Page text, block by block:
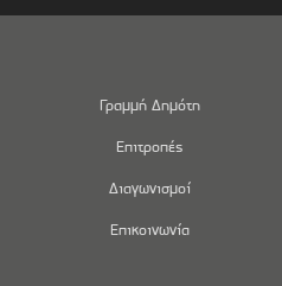
Γραμμή Δημότη
Επιτροπές
Διαγωνισμοί
Επικοινωνία